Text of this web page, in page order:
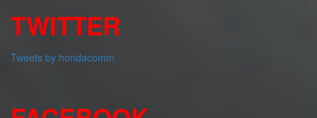
TWITTER
Tweets by hondacomm